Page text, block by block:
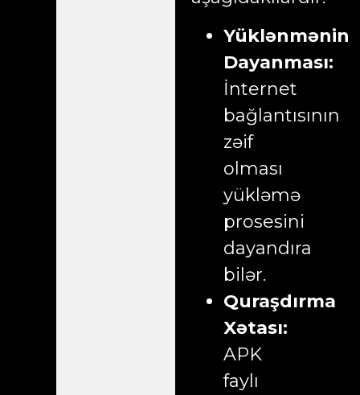
Yüklənmənin
Dayanması:
İnternet
bağlantısının
zəif
olması
yükləmə
prosesini
dayandıra
bilər.
Quraşdırma
Xətası:
APK
faylı